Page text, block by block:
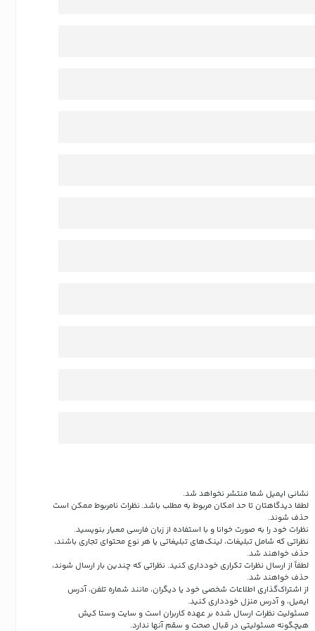
نشانی ایمیل شما منتشر نخواهد شد.
لطفا دیدگاهتان تا حد امکان مربوط به مطلب باشد. نظرات نامربوط ممکن است
حذف شوند.
نظرات خود را به صورت خوانا و با استفاده از زبان فارسی معیار بنویسید.
نظراتی که شامل تبلیغات، لینک‌های تبلیغاتی یا هر نوع محتوای تجاری باشند،
حذف خواهند شد.
لطفاً از ارسال نظرات تکراری خودداری کنید. نظراتی که چندین بار ارسال شوند،
حذف خواهند شد.
از اشتراک‌گذاری اطلاعات شخصی خود یا دیگران، مانند شماره تلفن، آدرس
ایمیل، و آدرس منزل خودداری کنید.
مسئولیت نظرات ارسال شده بر عهده کاربران است و سایت وستا کیش
هیچگونه مسئولیتی در قبال صحت و سقم آنها ندارد.